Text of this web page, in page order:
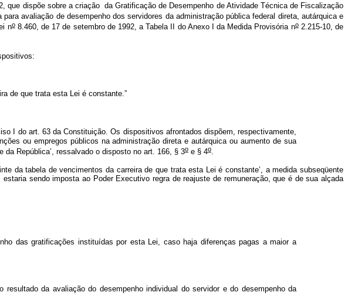
que dispõe sobre a criação da Gratificação de Desempenho de Atividade Técnica de Fiscalização
avaliação de desempenho dos servidores da administração pública federal direta, autárquica e
no8.460, de 17 de setembro de 1992, a Tabela II do Anexo I da Medida Provisória no2.215-10, de
de que trata esta Lei é constante.”
I do art. 63 da Constituição. Os dispositivos afrontados dispõem, respectivamente,
ou empregos públicos na administração direta e autárquica ou aumento de sua
da República’, ressalvado o disposto no art. 166, § 3o e § 4o
da tabela de vencimentos da carreira de que trata esta Lei é constante’, a medida subseqüente
sendo imposta ao Poder Executivo regra de reajuste de remuneração, que é de sua alçada
das gratificações instituídas por esta Lei, caso haja diferenças pagas a maior a
da avaliação do desempenho individual do servidor e do desempenho da